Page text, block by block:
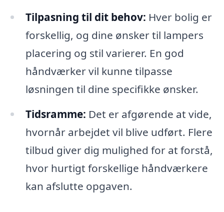
Tilpasning til dit behov: Hver bolig er
forskellig, og dine ønsker til lampers
placering og stil varierer. En god
håndværker vil kunne tilpasse
løsningen til dine specifikke ønsker.
Tidsramme: Det er afgørende at vide,
hvornår arbejdet vil blive udført. Flere
tilbud giver dig mulighed for at forstå,
hvor hurtigt forskellige håndværkere
kan afslutte opgaven.